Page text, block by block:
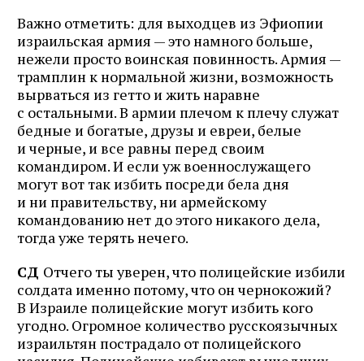
Важно отметить: для выходцев из Эфиопии
израильская армия — это намного больше,
нежели просто воинская повинность. Армия —
трамплин к нормальной жизни, возможность
вырваться из гетто и жить наравне
с остальными. В армии плечом к плечу служат
бедные и богатые, друзы и евреи, белые
и черные, и все равны перед своим
командиром. И если уж военнослужащего
могут вот так избить посреди бела дня
и ни правительству, ни армейскому
командованию нет до этого никакого дела,
тогда уже терять нечего.
СД Отчего ты уверен, что полицейские избили
солдата именно потому, что он чернокожий?
В Израиле полицейские могут избить кого
угодно. Огромное количество русскоязычных
израильтян пострадало от полицейского